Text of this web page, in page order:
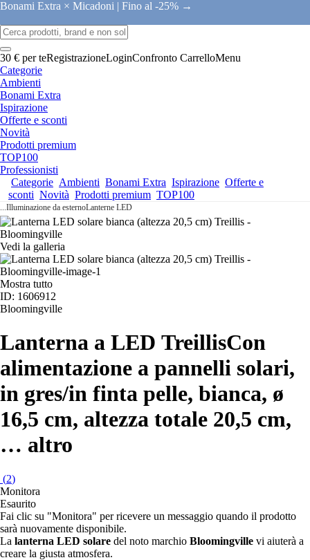
Bonami Extra × Micadoni | Fino al -25% →
30 € per teRegistrazioneLoginConfronto CarrelloMenu
Categorie
Ambienti
Bonami Extra
Ispirazione
Offerte e sconti
Novità
Prodotti premium
TOP100
Professionisti
Categorie Ambienti Bonami Extra Ispirazione Offerte e
sconti Novità Prodotti premium TOP100
...Illuminazione da esternoLanterne LED
Vedi la galleria
Mostra tutto
ID: 1606912
Bloomingville
Lanterna a LED TreillisCon
alimentazione a pannelli solari,
in gres/in finta pelle, bianca, ø
16,5 cm, altezza totale 20,5 cm,
… altro
(2)
Monitora
Esaurito
Fai clic su "Monitora" per ricevere un messaggio quando il prodotto
sarà nuovamente disponibile.
La lanterna LED solare del noto marchio Bloomingville vi aiuterà a
creare la giusta atmosfera.